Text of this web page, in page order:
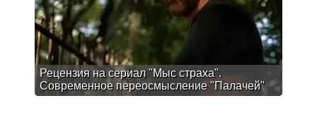
Рецензия на сериал "Мыс страха".
Современное переосмысление "Палачей"